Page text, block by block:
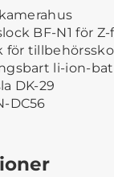
BF-N1 för
för tillbehörssko
li-ion-
DK-29
DC56